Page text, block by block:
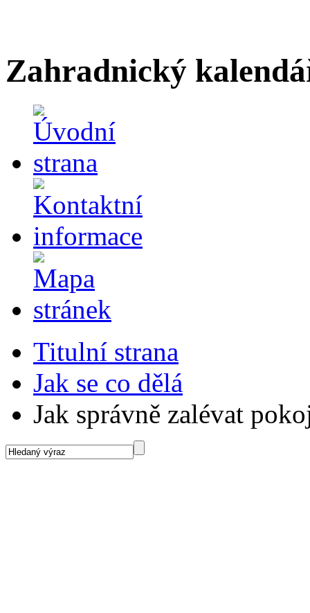
Zahradnický
Titulní strana
Jak se co dělá
Jak správně zalévat